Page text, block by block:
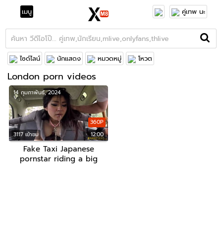
เมนู คู่เทพ นะ
ไซด์ไลน์ นักแสดง หมวดหมู่ โหวต
London porn videos
3117 เข้าชม 12:00
360P
14 กุมภาพันธ์, 2024
Fake Taxi Japanese
pornstar riding a big